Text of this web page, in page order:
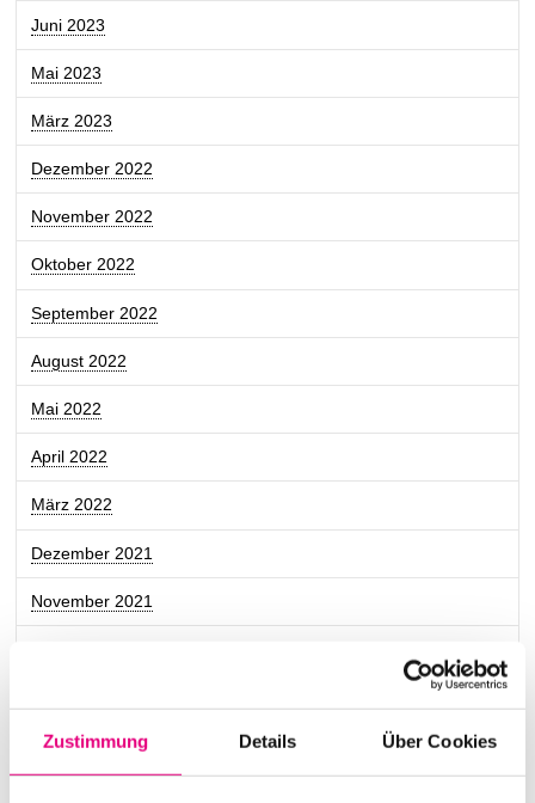
Zustimmung Details Über Cookies
Juni 2023
Mai 2023
März 2023
Dezember 2022
November 2022
Oktober 2022
September 2022
August 2022
Mai 2022
April 2022
März 2022
Dezember 2021
November 2021
Juli 2021